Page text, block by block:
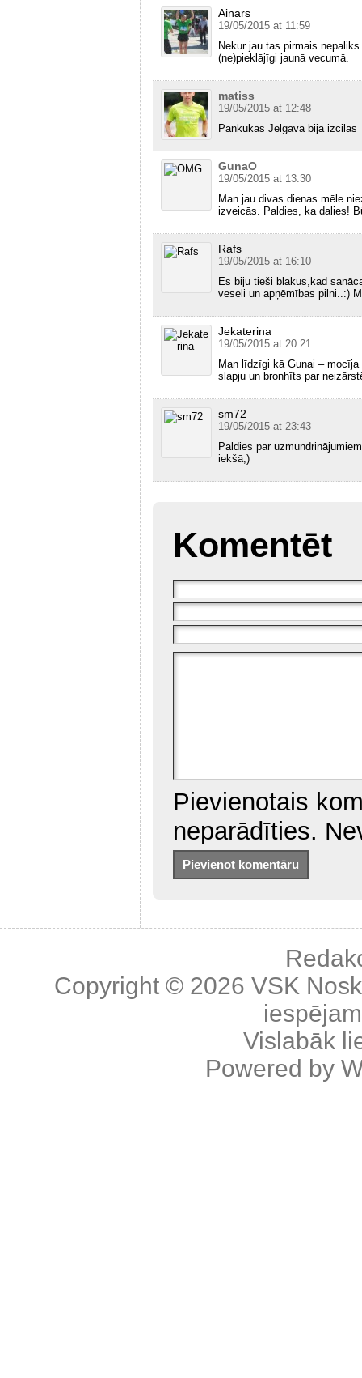
Ainars
19/05/2015 at 11:59
Nekur jau tas pirmais
(ne)pieklājīgi jaunā vecumā.
matiss
19/05/2015 at 12:48
Pankūkas Jelgavā bija izcilas
GunaO
19/05/2015 at 13:30
Man jau divas dienas mēle
izveicās. Paldies, ka dalies!
Rafs
19/05/2015 at 16:10
Es biju tieši blakus,kad
veseli un apņēmības pilni..:)
Jekaterina
19/05/2015 at 20:21
Man līdzīgi kā Gunai –
slapju un bronhīts par
sm72
19/05/2015 at 23:43
Paldies par
iekšā;)
Komentēt
Pievienotais
neparādīties.
Copyright © 2026 VSK
Vislabāk
Powered by